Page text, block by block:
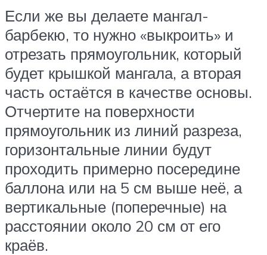
Если же вы делаете мангал-
барбекю, то нужно «выкроить» и
отрезать прямоугольник, который
будет крышкой мангала, а вторая
часть остаётся в качестве основы.
Отчертите на поверхности
прямоугольник из линий разреза,
горизонтальные линии будут
проходить примерно посередине
баллона или на 5 см выше неё, а
вертикальные (поперечные) на
расстоянии около 20 см от его
краёв.